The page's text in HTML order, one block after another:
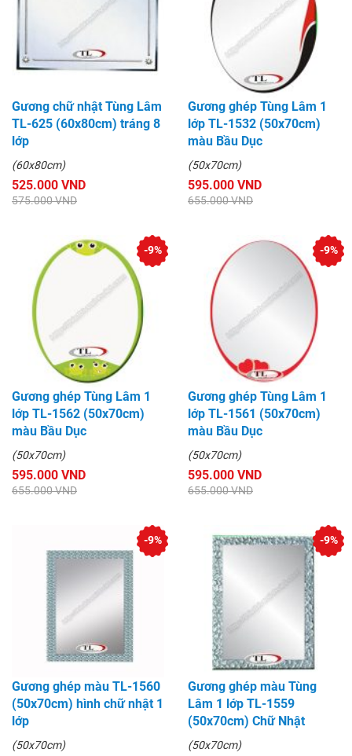
Gương chữ nhật Tùng Lâm
TL-625 (60x80cm) tráng 8
lớp
(60x80cm)
525.000 VND
575.000 VND
Gương ghép Tùng Lâm 1
lớp TL-1532 (50x70cm)
màu Bầu Dục
(50x70cm)
595.000 VND
655.000 VND
Gương ghép Tùng Lâm 1
lớp TL-1562 (50x70cm)
màu Bầu Dục
(50x70cm)
595.000 VND
655.000 VND
-9%
Gương ghép Tùng Lâm 1
lớp TL-1561 (50x70cm)
màu Bầu Dục
(50x70cm)
595.000 VND
655.000 VND
-9%
Gương ghép màu TL-1560
(50x70cm) hình chữ nhật 1
lớp
(50x70cm)
-9%
Gương ghép màu Tùng
Lâm 1 lớp TL-1559
(50x70cm) Chữ Nhật
(50x70cm)
-9%